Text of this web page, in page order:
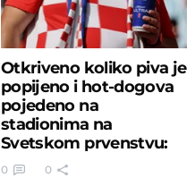
Otkriveno koliko piva je
popijeno i hot-dogova
pojedeno na
stadionima na
Svetskom prvenstvu:
Brojke su ludilo!
0 0